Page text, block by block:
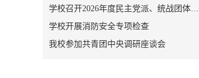
学校召开2026年度民主党派、统战团体…
学校开展消防安全专项检查
我校参加共青团中央调研座谈会